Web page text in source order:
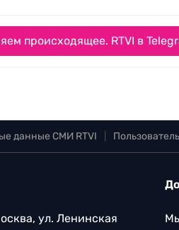
происходящее. RTVI в
данные СМИ RTVI
ул. Ленинская